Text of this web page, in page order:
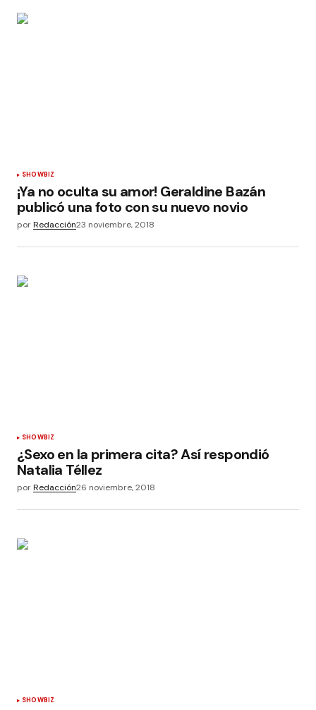
SHOWBIZ
¡Ya no oculta su amor! Geraldine Bazán
publicó una foto con su nuevo novio
porRedacción23 noviembre, 2018
SHOWBIZ
¿Sexo en la primera cita? Así respondió
Natalia Téllez
porRedacción26 noviembre, 2018
SHOWBIZ